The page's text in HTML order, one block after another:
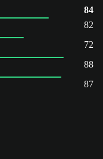
84
82
72
88
87